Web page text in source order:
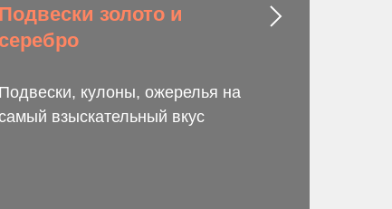
Подвески золото и
серебро
Подвески, кулоны, ожерелья на
взыскательный вкус